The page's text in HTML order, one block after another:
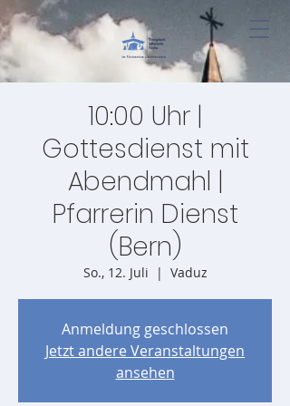
10:00 Uhr |
Gottesdienst mit
Abendmahl |
Pfarrerin Dienst
(Bern)
So., 12. Juli
  |
Vaduz
Anmeldung geschlossen
Jetzt andere Veranstaltungen
ansehen